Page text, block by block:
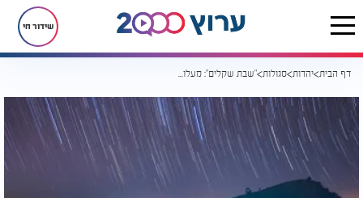
שידור חי
דף הבית יהדות סגולות "שבת שקלים": מעלות וסגולות מחצית השקל